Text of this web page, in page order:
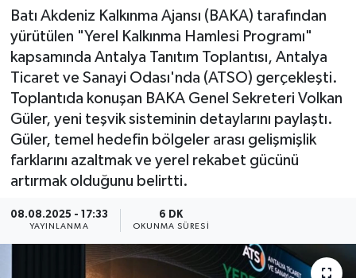
Batı Akdeniz Kalkınma Ajansı (BAKA) tarafından
yürütülen "Yerel Kalkınma Hamlesi Programı"
kapsamında Antalya Tanıtım Toplantısı, Antalya
Ticaret ve Sanayi Odası'nda (ATSO) gerçekleşti.
Toplantıda konuşan BAKA Genel Sekreteri Volkan
Güler, yeni teşvik sisteminin detaylarını paylaştı.
Güler, temel hedefin bölgeler arası gelişmişlik
farklarını azaltmak ve yerel rekabet gücünü
artırmak olduğunu belirtti.
08.08.2025 - 17:33
YAYINLANMA
6 DK
OKUNMA SÜRESI